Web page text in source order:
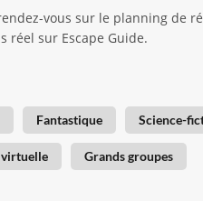
vous sur le planning de
réel sur Escape Guide.
Fantastique Science-
virtuelle Grands groupes